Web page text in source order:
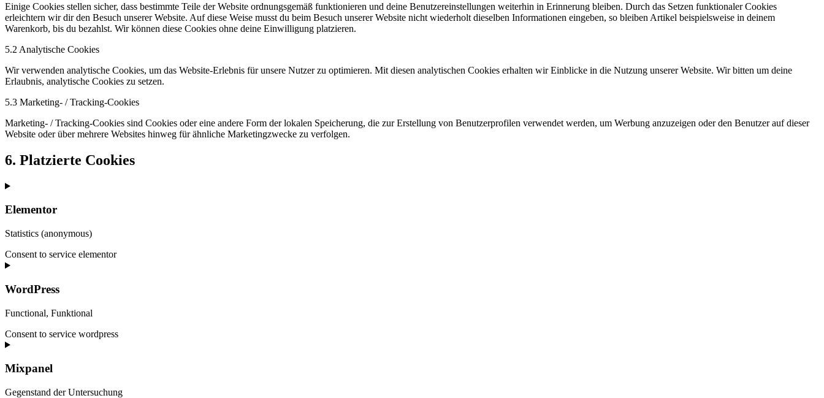
Einige Cookies stellen sicher, dass bestimmte Teile der Website ordnungsgemäß funktionieren und deine Benutzereinstellungen weiterhin in Erinnerung bleiben. Durch das Setzen funktionaler Cookies
erleichtern wir dir den Besuch unserer Website. Auf diese Weise musst du beim Besuch unserer Website nicht wiederholt dieselben Informationen eingeben, so bleiben Artikel beispielsweise in deinem
Warenkorb, bis du bezahlst. Wir können diese Cookies ohne deine Einwilligung platzieren.
5.2 Analytische Cookies
Wir verwenden analytische Cookies, um das Website-Erlebnis für unsere Nutzer zu optimieren. Mit diesen analytischen Cookies erhalten wir Einblicke in die Nutzung unserer Website. Wir bitten um deine
Erlaubnis, analytische Cookies zu setzen.
5.3 Marketing- / Tracking-Cookies
Marketing- / Tracking-Cookies sind Cookies oder eine andere Form der lokalen Speicherung, die zur Erstellung von Benutzerprofilen verwendet werden, um Werbung anzuzeigen oder den Benutzer auf dieser
Website oder über mehrere Websites hinweg für ähnliche Marketingzwecke zu verfolgen.
6. Platzierte Cookies
Elementor
Statistics (anonymous)
Consent to service elementor
WordPress
Functional, Funktional
Consent to service wordpress
Mixpanel
Gegenstand der Untersuchung